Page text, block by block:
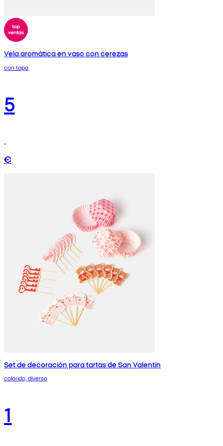
Vela aromática en vaso con cerezas
con tapa
5
€
Set de decoración para tartas de San Valentín
colorido, diverso
1